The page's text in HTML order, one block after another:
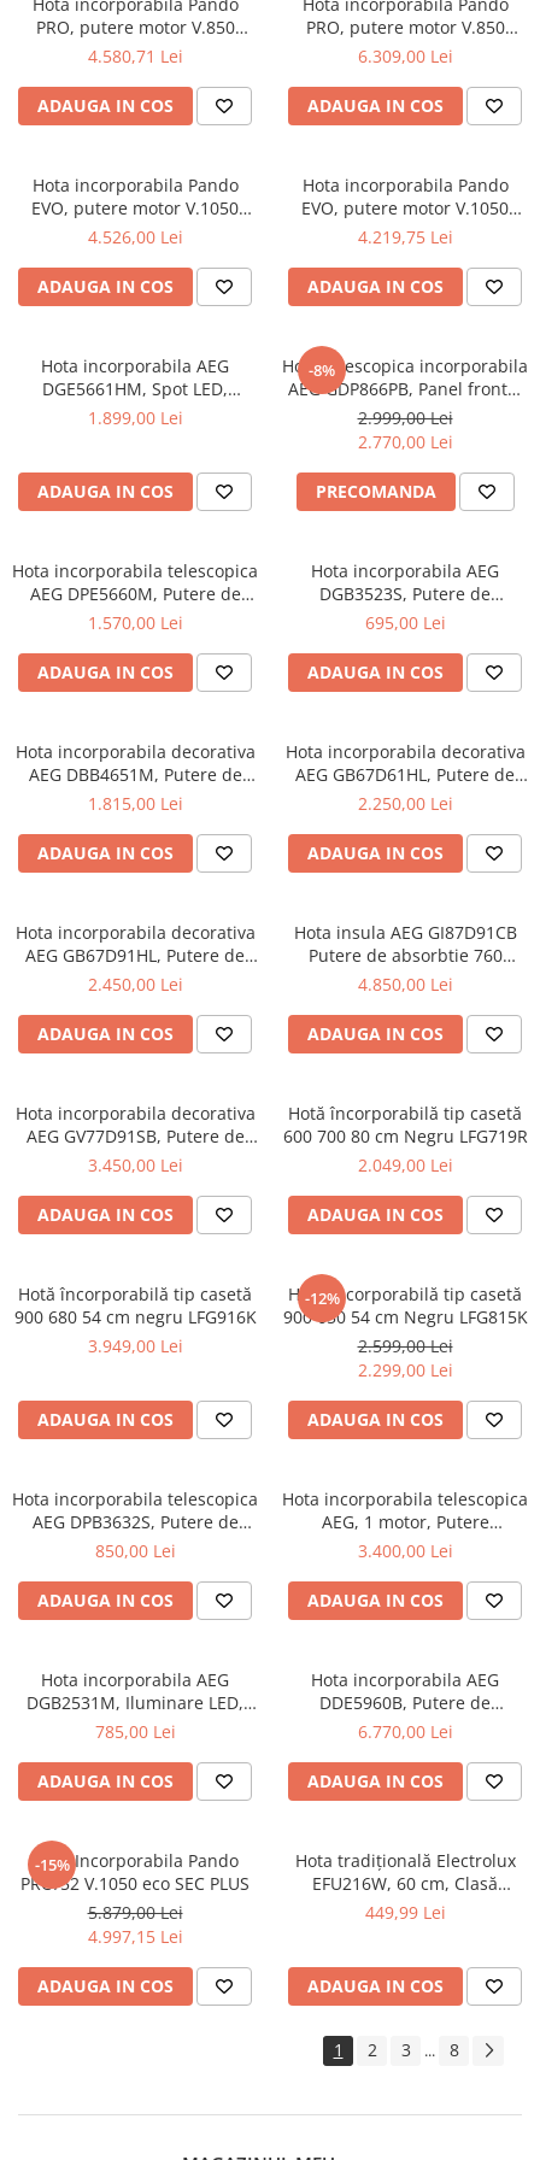
Aspiratoare verticale
Apiratoare cu sac
Ingrijirea rufelor si a vaselor
Masini de spalat rufe
Masini de spalat rufe cu uscator
Uscatoare de rufe
PRO, putere motor V.850
mc/h, 85 cm, inox, A+, filtre
4.580,71 Lei
ADAUGA IN COS
PRO, putere motor V.850
mc/h, 100 cm, inox, A+, filtre
6.309,00 Lei
ADAUGA IN COS
Hota incorporabila Pando
EVO, putere motor V.1050
mc/h SEC PLUS - sistem de
inox, A++, filtre oțel inoxidabil
4.526,00 Lei
ADAUGA IN COS
Hota incorporabila Pando
EVO, putere motor V.1050
mc/h SEC PLUS - sistem de
inox, A++, filtre oțel inoxidabil
4.219,75 Lei
ADAUGA IN COS
Hota incorporabila AEG
DGE5661HM, Spot LED,
Conectivitate Hob2Hood, 3
1.899,00 Lei
ADAUGA IN COS
-8%
Hota telescopica incorporabila
AEG GDP866PB, Panel frontal
de sticla,Control electronic,
Conectivitate plita; Functie
Breeze, Perfect Illumination,
Putere de absorbtie 650 mc/h
2.999,00 Lei
2.770,00 Lei
PRECOMANDA
Hota incorporabila telescopica
AEG DPE5660M, Putere de
absorbtie 660 mc/h, 1 motor,
1.570,00 Lei
ADAUGA IN COS
Hota incorporabila AEG
DGB3523S, Putere de
absorbtie 330 mc/h, Iluminare
695,00 Lei
ADAUGA IN COS
Hota incorporabila decorativa
AEG DBB4651M, Putere de
absorbtie 600 mc/h, Clasa
Iluminare LED, 60 cm, Inox
1.815,00 Lei
ADAUGA IN COS
Hota incorporabila decorativa
AEG GB67D61HL, Putere de
absorbtie 730 mc/h, Control
Functie Breeze, 60 cm, Inox
2.250,00 Lei
ADAUGA IN COS
Hota incorporabila decorativa
AEG GB67D91HL, Putere de
absorbtie 730 mc/h,
Breeze, Control electronic,90
cm, Inox
2.450,00 Lei
ADAUGA IN COS
Hota insula AEG GI87D91CB
Putere de absorbtie 760
mc/h,1 motor, Control touch;
Conectivitate plita, 90 cm,
Inox/Negru
4.850,00 Lei
ADAUGA IN COS
Hota incorporabila decorativa
AEG GV77D91SB, Putere de
absorbtie 760 mc/h, Control
Functie Breeze, 1 motor, 90
cm, Negru (Glossy)
3.450,00 Lei
ADAUGA IN COS
Hotă încorporabilă tip casetă
600 700 80 cm Negru LFG719R
2.049,00 Lei
ADAUGA IN COS
Hotă încorporabilă tip casetă
900 680 54 cm negru LFG916K
3.949,00 Lei
ADAUGA IN COS
-12%
Hotă încorporabilă tip casetă
900 650 54 cm Negru LFG815K
2.599,00 Lei
2.299,00 Lei
ADAUGA IN COS
Hota incorporabila telescopica
AEG DPB3632S, Putere de
absorbtie 410 mc/h, Inox, 1
850,00 Lei
ADAUGA IN COS
Hota incorporabila telescopica
AEG, 1 motor, Putere
absorbtie 690 mc/h, Control
3.400,00 Lei
ADAUGA IN COS
Hota incorporabila AEG
DGB2531M, Iluminare LED,
Putere de absorbtie 440
785,00 Lei
ADAUGA IN COS
Hota incorporabila AEG
DDE5960B, Putere de
absorbtie 700 mc/h, 90
6.770,00 Lei
ADAUGA IN COS
-15%
Hota Incorporabila Pando
PRO/52 V.1050 eco SEC PLUS
5.879,00 Lei
4.997,15 Lei
ADAUGA IN COS
Hota tradițională Electrolux
EFU216W, 60 cm, Clasă
energetică D, 272 m³/h, 3
449,99 Lei
ADAUGA IN COS
1 2 3 ... 8